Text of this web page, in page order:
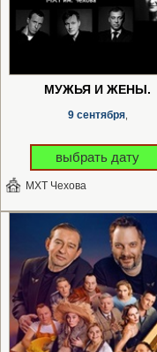
МУЖЬЯ И ЖЁНЫ.
9 сентября,
выбрать дату
МХТ Чехова